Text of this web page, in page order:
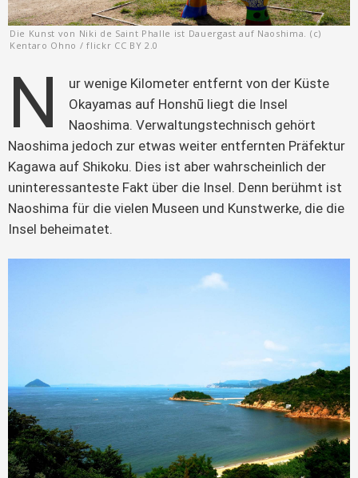
Die Kunst von Niki de Saint Phalle ist Dauergast auf Naoshima. (c)
Kentaro Ohno / flickr CC BY 2.0
N
ur wenige Kilometer entfernt von der Küste
Okayamas auf Honshū liegt die Insel
Naoshima. Verwaltungstechnisch gehört
Naoshima jedoch zur etwas weiter entfernten Präfektur
Kagawa auf Shikoku. Dies ist aber wahrscheinlich der
uninteressanteste Fakt über die Insel. Denn berühmt ist
Naoshima für die vielen Museen und Kunstwerke, die die
Insel beheimatet.